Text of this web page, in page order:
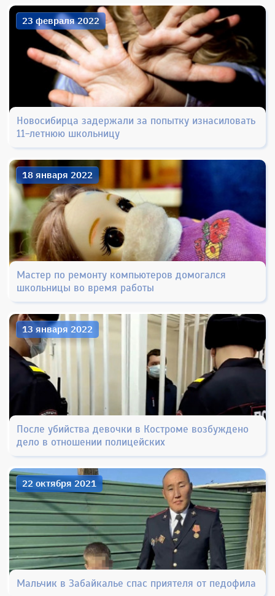
Новосибирца задержали за попытку изнасиловать
11-летнюю школьницу
23 февраля 2022
Мастер по ремонту компьютеров домогался
школьницы во время работы
18 января 2022
После убийства девочки в Костроме возбуждено
дело в отношении полицейских
13 января 2022
Мальчик в Забайкалье спас приятеля от педофила
22 октября 2021